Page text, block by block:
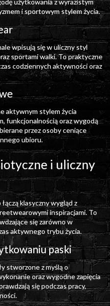
i sportowym stylem życia.
wpisują się w uliczny styl
sportami walki. To praktyczne
codziennych aktywności oraz
aktywnym stylem życia
funkcjonalnością oraz wygodą
przez osoby ceniące
ubioru.
i uliczny
klasyczny wygląd z
inspiracjami. To
się zarówno w
aktywnego trybu życia.
paski
stworzone z myślą o
oraz wygodne zapięcia
się podczas pracy,